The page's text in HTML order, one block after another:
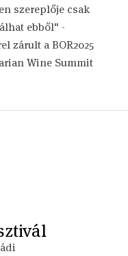
szereplője csak
ebből" -
zárult a BOR2025
Wine Summit